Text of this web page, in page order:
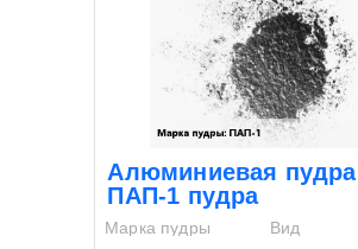
Алюминиевая пудра
ПАП-1 пудра
Марка пудры
Вид